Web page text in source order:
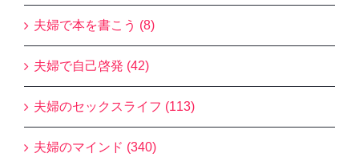
夫婦で本を書こう (8)
夫婦で自己啓発 (42)
夫婦のセックスライフ (113)
夫婦のマインド (340)